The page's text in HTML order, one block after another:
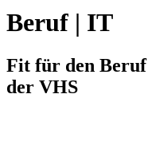
Beruf | IT
Fit für den
der VHS